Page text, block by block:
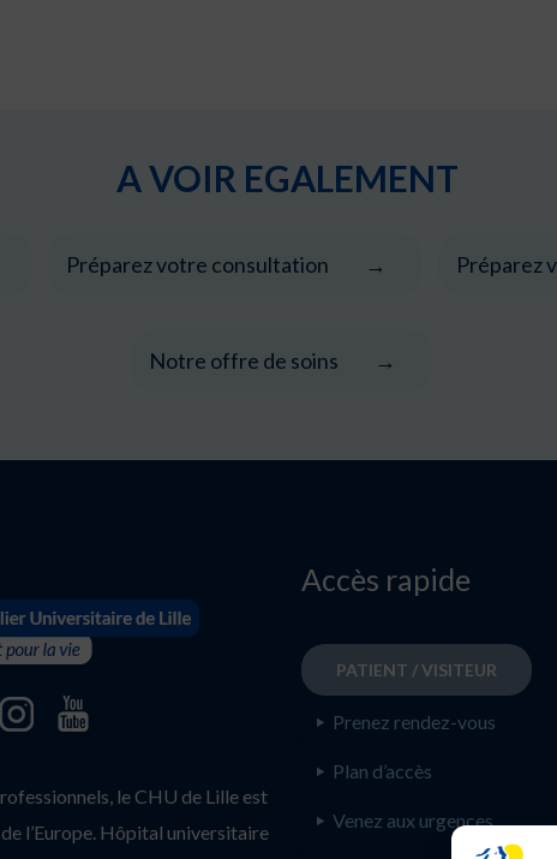
A VOIR EGALEMENT
Préparez votre consultation Préparez
Notre offre de soins
le CHU de Lille est
l’Europe. Hôpital universitaire
Accès rapide
PATIENT / VISITEUR
Prenez rendez-vous
Plan d’accès
Venez aux urgences